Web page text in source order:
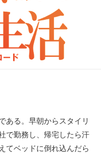
ある。早朝からスタイリ
で勤務し、帰宅したら汗
てベッドに倒れ込んだら